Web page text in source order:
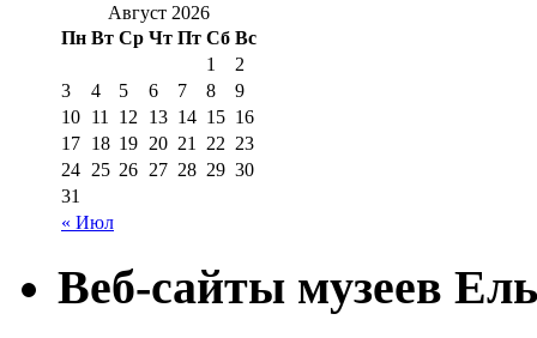
Август 2026
Пн Вт Ср Чт Пт Сб Вс
« Июл
1
2
3
4 5 6 7 8
9
10 11 12 13 14 15 16
17 18 19 20 21 22 23
24 25 26 27 28 29 30
31
Веб-сайты музеев